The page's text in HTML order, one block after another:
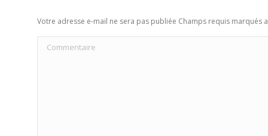
Votre adresse e-mail ne sera pas publiée Champs requis marqués
Commentaire